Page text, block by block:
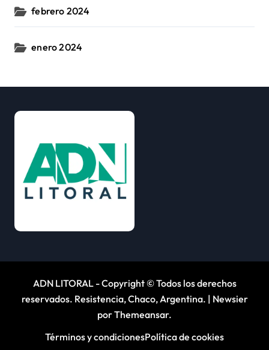
febrero 2024
enero 2024
ADN LITORAL - Copyright © Todos los derechos
reservados. Resistencia, Chaco, Argentina. | Newsier
porThemeansar.
Términos y condicionesPolítica de cookies